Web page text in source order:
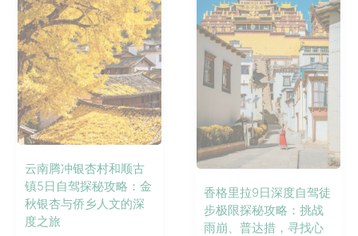
云南腾冲银杏村和顺古
镇5日自驾探秘攻略：金
秋银杏与侨乡人文的深
度之旅
香格里拉9日深度自驾徒
步极限探秘攻略：挑战
雨崩、普达措，寻找心